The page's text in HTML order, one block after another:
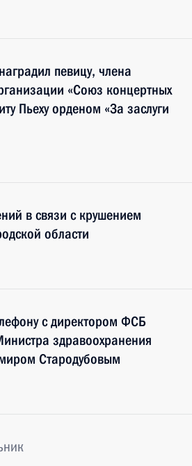
певицу, члена
«Союз концертных
Пьеху орденом «За заслуги
в связи с крушением
области
с директором ФСБ
здравоохранения
Стародубовым